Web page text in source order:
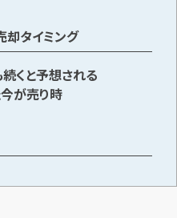
タイミング
くと予想される
が売り時